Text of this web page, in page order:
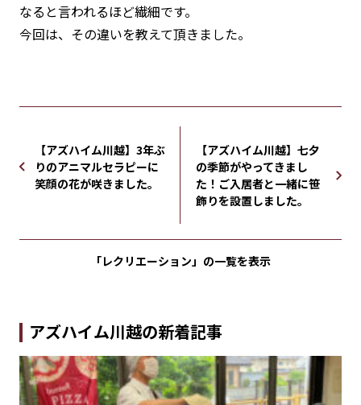
なると言われるほど繊細です。
今回は、その違いを教えて頂きました。
【アズハイム川越】3年ぶ
りのアニマルセラピーに
笑顔の花が咲きました。
【アズハイム川越】七夕
の季節がやってきまし
た！ご入居者と一緒に笹
飾りを設置しました。
「レクリエーション」の一覧を表示
アズハイム川越の新着記事